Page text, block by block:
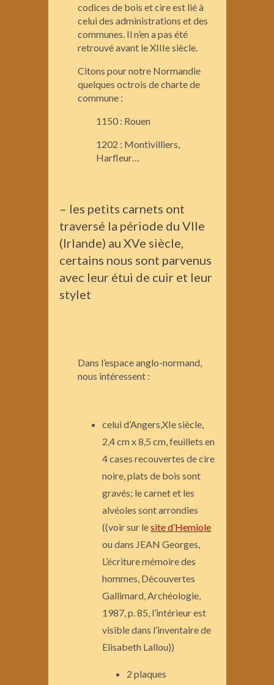
codices de bois et cire est lié à
celui des administrations et des
communes. Il n’en a pas été
retrouvé avant le XIIIe siècle.
Citons pour notre Normandie
quelques octrois de charte de
commune :
1150 : Rouen
1202 : Montivilliers,
Harfleur…
– les petits carnets ont
traversé la période du VIIe
(Irlande) au XVe siècle,
certains nous sont parvenus
avec leur étui de cuir et leur
stylet
Dans l’espace anglo-normand,
nous intéressent :
celui d’Angers,XIe siècle,
2,4 cm x 8,5 cm, feuillets en
4 cases recouvertes de cire
noire, plats de bois sont
gravés; le carnet et les
alvéoles sont arrondies
((voir sur lesite d’Hemiole
ou dans JEAN Georges,
L’écriture mémoire des
hommes, Découvertes
Gallimard, Archéologie,
1987, p. 85, l’intérieur est
visible dans l’inventaire de
Elisabeth Lallou))
2 plaques